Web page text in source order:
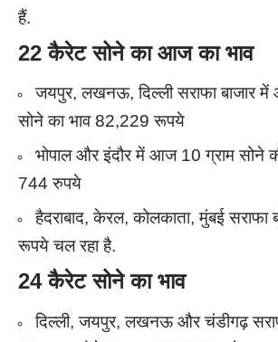
हैं.
22 कैरेट सोने का आज का भाव
जयपुर, लखनऊ, दिल्ली सराफा बाजार
सोने का भाव 82,229 रूपये
भोपाल और इंदौर में आज 10 ग्राम सोने
744 रुपये
हैदराबाद, केरल, कोलकाता, मुंबई सराफा
रूपये चल रहा है.
24 कैरेट सोने का भाव
दिल्ली, जयपुर, लखनऊ और चंडीगढ़